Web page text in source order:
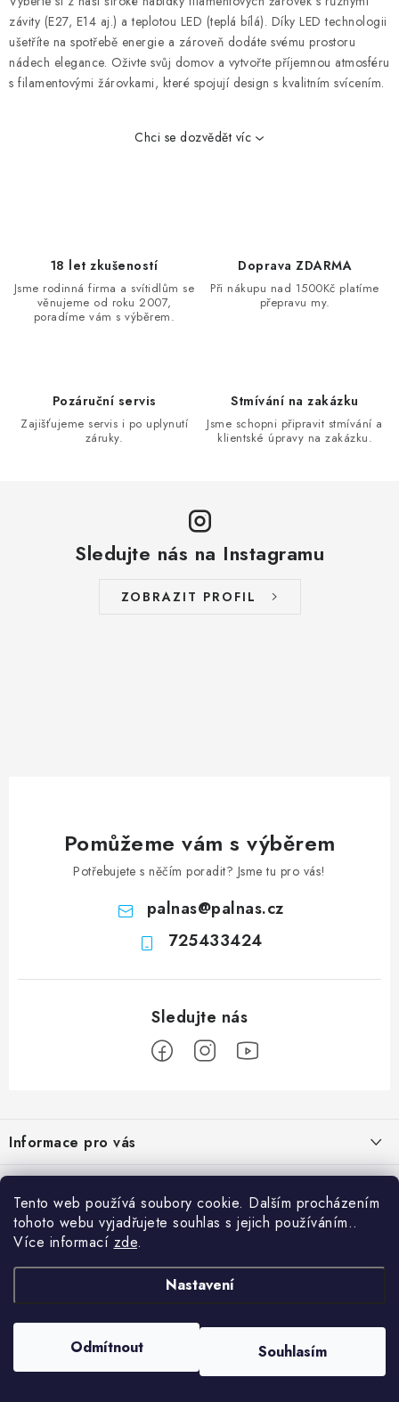
Tento web používá soubory cookie. Dalším procházením
tohoto webu vyjadřujete souhlas s jejich používáním..
Více informací zde.
Nastavení
Odmítnout Souhlasím
ý
p
i
s
závity (E27, E14 aj.) a teplotou LED (teplá bílá). Díky LED technologii
ušetříte na spotřebě energie a zároveň dodáte svému prostoru
nádech elegance. Oživte svůj domov a vytvořte příjemnou atmosféru
s filamentovými žárovkami, které spojují design s kvalitním svícením.
Chci se dozvědět víc
18 let zkušeností
Jsme rodinná firma a svítidlům se
věnujeme od roku 2007,
poradíme vám s výběrem.
Doprava ZDARMA
Při nákupu nad 1500Kč platíme
přepravu my.
Pozáruční servis
Zajišťujeme servis i po uplynutí
záruky.
Stmívání na zakázku
Jsme schopni připravit stmívání a
klientské úpravy na zakázku.
Sledujte nás na Instagramu
ZOBRAZIT PROFIL
Pomůžeme vám s výběrem
Potřebujete s něčím poradit? Jsme tu pro vás!
palnas@palnas.cz
725433424
p
a
Informace pro vás
Obchodní podmínky
Podmínky ochrany osobních údajů
Odstoupení od kupní smlouvy
Moje objednávka
Přihlášení
E-mail
Vyhledávání
HLEDAT
Nastavil tým EshopyUmíme.cz
. Všechna práva vyhrazena.